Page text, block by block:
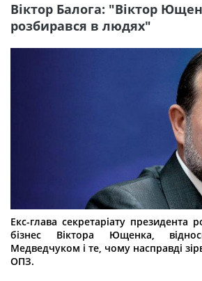
Віктор Балога: "Віктор
розбирався в людях"
Екс-глава секретаріату президента
бізнес Віктора Ющенка,
Медведчуком і те, чому насправді
ОПЗ.